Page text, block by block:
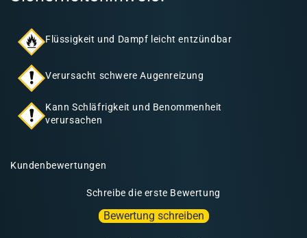
Flüssigkeit und Dampf leicht entzündbar
Verursacht schwere Augenreizung
Kann Schläfrigkeit und Benommenheit
verursachen
Kundenbewertungen
Schreibe die erste Bewertung
Bewertung schreiben